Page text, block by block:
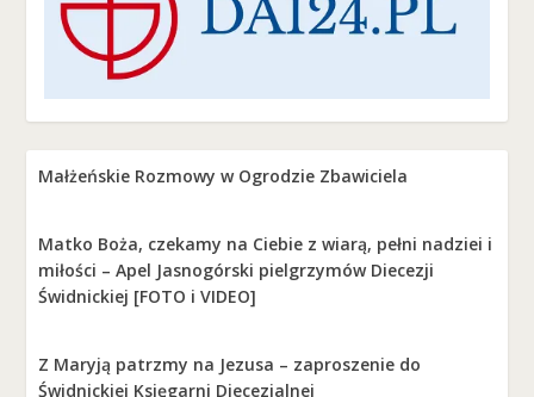
Małżeńskie Rozmowy w Ogrodzie Zbawiciela
Matko Boża, czekamy na Ciebie z wiarą, pełni nadziei i
miłości – Apel Jasnogórski pielgrzymów Diecezji
Świdnickiej [FOTO i VIDEO]
Z Maryją patrzmy na Jezusa – zaproszenie do
Świdnickiej Księgarni Diecezjalnej